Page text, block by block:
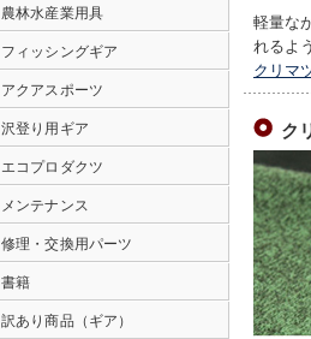
軽量な
れるよ
クリマ
ク
農林水産業用具
フィッシングギア
アクアスポーツ
沢登り用ギア
エコプロダクツ
メンテナンス
修理・交換用パーツ
書籍
訳あり商品（ギア）